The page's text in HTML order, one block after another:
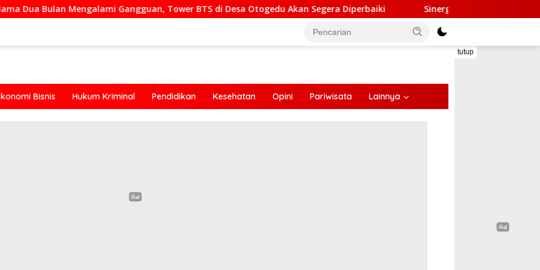
Mengalami Gangguan, Tower BTS di Desa Otogedu Akan Segera Diperbaiki Sinergi Lintas Sektor, Satlantas Polres
tutup
Bisnis Hukum Kriminal Pendidikan Kesehatan Opini Pariwisata Lainnya